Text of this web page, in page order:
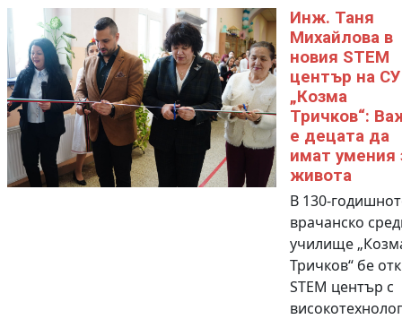
Инж. Таня
Михайлова в
новия STEM
център на СУ
„Козма
Тричков“:
е децата да
имат умения
живота
В 130-
врачанско
училище
Тричков“ бе
STEM център с